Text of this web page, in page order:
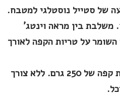
של סטייל נוסטלגי למטבח.
משלבת בין מראה וינטג'
השומר על טריות הקפה לאורך
מאחסנת בקלות שקית קפה של 250 גרם. ללא צורך